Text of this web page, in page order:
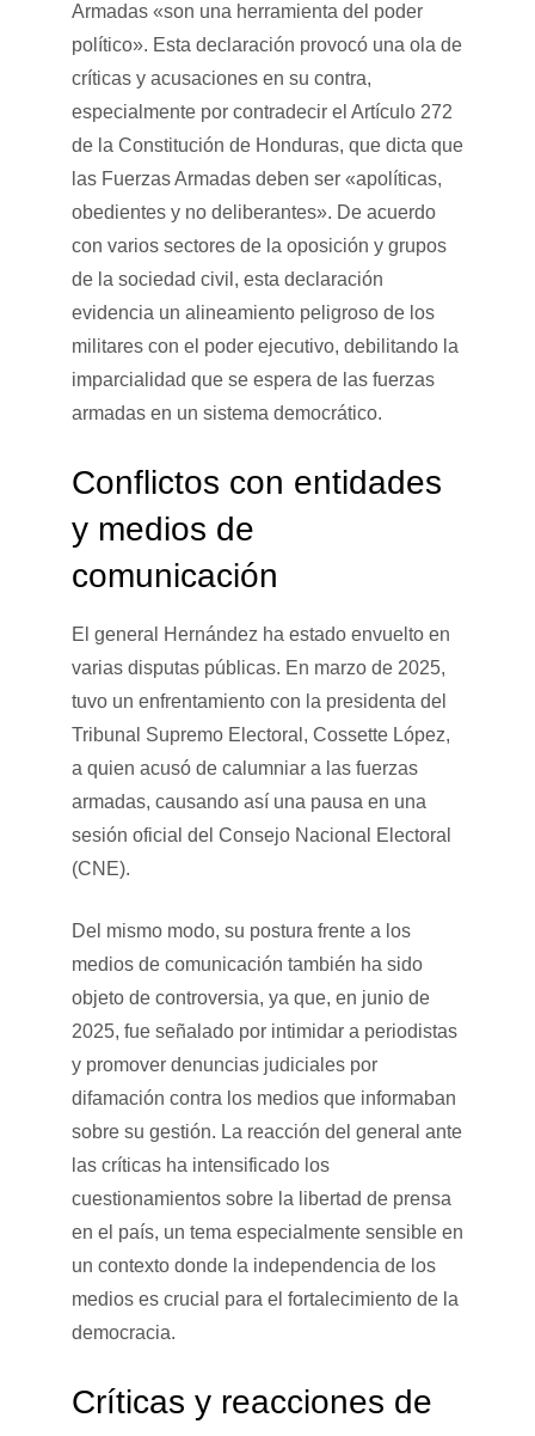
Armadas «son una herramienta del poder
político». Esta declaración provocó una ola de
críticas y acusaciones en su contra,
especialmente por contradecir el Artículo 272
de la Constitución de Honduras, que dicta que
las Fuerzas Armadas deben ser «apolíticas,
obedientes y no deliberantes». De acuerdo
con varios sectores de la oposición y grupos
de la sociedad civil, esta declaración
evidencia un alineamiento peligroso de los
militares con el poder ejecutivo, debilitando la
imparcialidad que se espera de las fuerzas
armadas en un sistema democrático.
Conflictos con entidades
y medios de
comunicación
El general Hernández ha estado envuelto en
varias disputas públicas. En marzo de 2025,
tuvo un enfrentamiento con la presidenta del
Tribunal Supremo Electoral, Cossette López,
a quien acusó de calumniar a las fuerzas
armadas, causando así una pausa en una
sesión oficial del Consejo Nacional Electoral
(CNE).
Del mismo modo, su postura frente a los
medios de comunicación también ha sido
objeto de controversia, ya que, en junio de
2025, fue señalado por intimidar a periodistas
y promover denuncias judiciales por
difamación contra los medios que informaban
sobre su gestión. La reacción del general ante
las críticas ha intensificado los
cuestionamientos sobre la libertad de prensa
en el país, un tema especialmente sensible en
un contexto donde la independencia de los
medios es crucial para el fortalecimiento de la
democracia.
Críticas y reacciones de